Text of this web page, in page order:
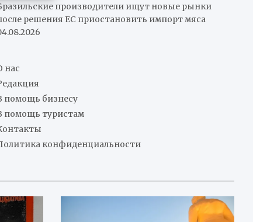
производители ищут новые рынки
решения ЕС приостановить импорт мяса
нас
помощь бизнесу
помощь туристам
конфиденциальности